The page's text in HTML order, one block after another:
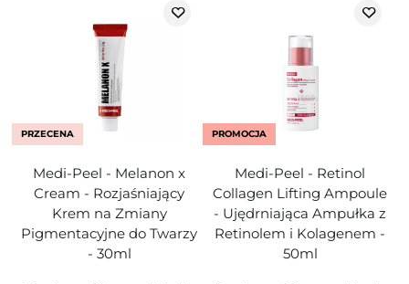
PRZECENA
Medi-Peel - Melanon x
Cream - Rozjaśniający
Krem ​​na Zmiany
Pigmentacyjne do Twarzy
- 30ml
PROMOCJA
Medi-Peel - Retinol
Collagen Lifting Ampoule
- Ujędrniająca Ampułka z
Retinolem i Kolagenem -
50ml